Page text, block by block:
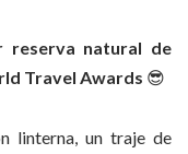
reserva natural de
Travel Awards 😎
linterna, un traje de